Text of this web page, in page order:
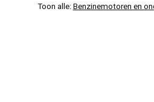
Toon alle:Benzinemotoren en